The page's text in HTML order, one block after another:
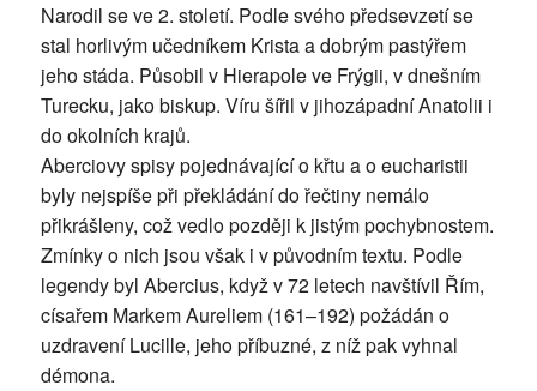
Narodil se ve 2. století. Podle svého předsevzetí se
stal horlivým učedníkem Krista a dobrým pastýřem
jeho stáda. Působil v Hierapole ve Frýgii, v dnešním
Turecku, jako biskup. Víru šířil v jihozápadní Anatolii i
do okolních krajů.
Aberciovy spisy pojednávající o křtu a o eucharistii
byly nejspíše při překládání do řečtiny nemálo
přikrášleny, což vedlo později k jistým pochybnostem.
Zmínky o nich jsou však i v původním textu. Podle
legendy byl Abercius, když v 72 letech navštívil Řím,
císařem Markem Aureliem (161–192) požádán o
uzdravení Lucille, jeho příbuzné, z níž pak vyhnal
démona.